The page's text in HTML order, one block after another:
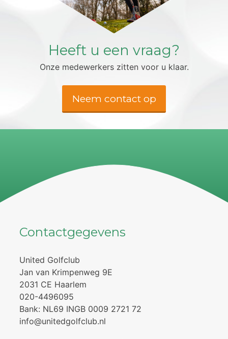
Heeft u een vraag?
Onze medewerkers zitten voor u klaar.
Neem contact op
Contactgegevens
United Golfclub
Jan van Krimpenweg 9E
2031 CE Haarlem
020-4496095
Bank: NL69 INGB 0009 2721 72
info@unitedgolfclub.nl